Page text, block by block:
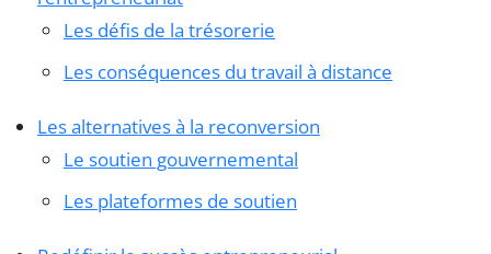
Les défis de la trésorerie
Les conséquences du travail à distance
Les alternatives à la reconversion
Le soutien gouvernemental
Les plateformes de soutien